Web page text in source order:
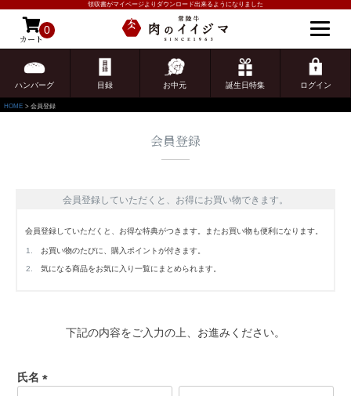
領収書がマイページよりダウンロード出来るようになりました
カート
0
ハンバーグ 目録 お中元 誕生日特集 ログイン
ゲスト 様こんにちは
ログイン
配送・送料 食べ方からから探す
HOME 会員登録
会員登録
会員登録していただくと、お得にお買い物できます。
会員登録していただくと、お得な特典がつきます。またお買い物も便利になります。
お買い物のたびに、購入ポイントが付きます。
気になる商品をお気に入り一覧にまとめられます。
下記の内容をご入力の上、お進みください。
氏名